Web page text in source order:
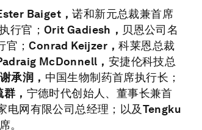
Baiget，诺和新元总裁兼首席
行官；Orit Gadiesh， 贝恩公司名
官；Conrad Keijzer，科莱恩总裁
McDonnell， 安捷伦科技总
谢承润， 中国生物制药首席执行长；
， 宁德时代创始人、董事长兼首
电网有限公司总经理；以及Tengku
。